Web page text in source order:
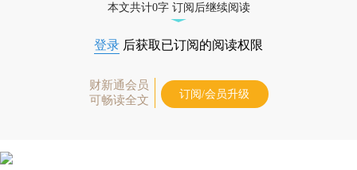
本文共计0字 订阅后继续阅读
登录 后获取已订阅的阅读权限
财新通会员
可畅读全文
订阅/会员升级